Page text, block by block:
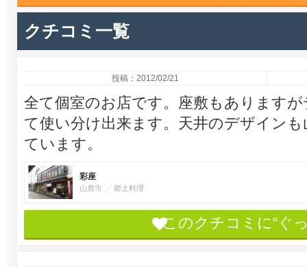
クチコミ一覧
投稿：2012/02/21
全て個室のお店です。座敷もあります
て使い分け出来ます。天井のデザイン
ています。
彩座
山鹿市 郷土料理
このクチコミに“ぐ